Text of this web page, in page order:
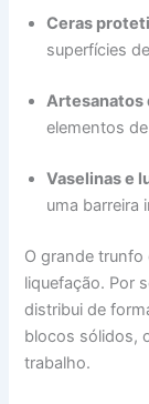
Ceras
superfícies
Artesanatos
elementos
Vaselinas e
uma barreira
O grande
liquefação. Por
distribui de
blocos sólidos,
trabalho.